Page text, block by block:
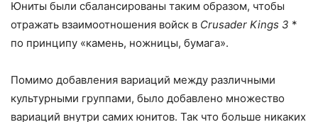
Юниты были сбалансированы таким образом, чтобы
отражать взаимоотношения войск в Crusader Kings 3 *
по принципу «камень, ножницы, бумага».
Помимо добавления вариаций между различными
культурными группами, было добавлено множество
вариаций внутри самих юнитов. Так что больше никаких